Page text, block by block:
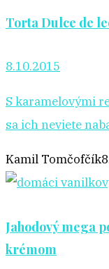
Torta Dulce de
8.10.2015
S karamelovými
sa ich neviete
Kamil Tomčofčík
Jahodový mega
krémom